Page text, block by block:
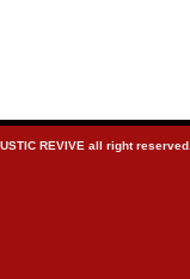
REVIVE all right reserved.